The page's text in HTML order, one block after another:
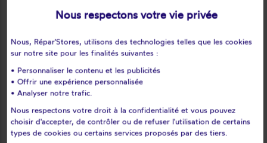
Rideau moustiquaire
Il s'accroche aisément grâce à ses scratchs qui vous
garantissent de le garder durant plusieurs années. Il se
ferme à la manière automatique, sans aucune intervention
humaine, grâce à ses multitudes aimants. Il est fabriqué en
fines mailles de polyester, ce qui le rend résolument
infranchissable même par les plus minuscules des insectes.
Pratique, tout en maintenant dehors les nuisibles
nocturnes et diurnes, il laissera tout de même l'air et la
Nous respectons votre vie privée
Nous, Répar'Stores, utilisons des technologies telles que les cookies
sur notre site pour les finalités suivantes :
• Personnaliser le contenu et les publicités
• Offrir une expérience personnalisée
• Analyser notre trafic.
Nous respectons votre droit à la confidentialité et vous pouvez
choisir d'accepter, de contrôler ou de refuser l'utilisation de certains
types de cookies ou certains services proposés par des tiers.